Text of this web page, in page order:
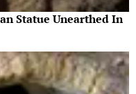
Statue Unearthed In